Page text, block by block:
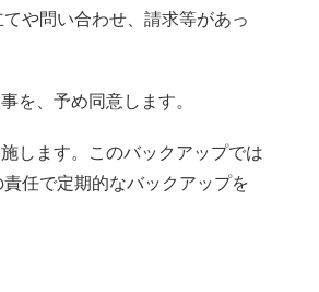
や問い合わせ、請求等があっ
を、予め同意します。
します。このバックアップでは
任で定期的なバックアップを